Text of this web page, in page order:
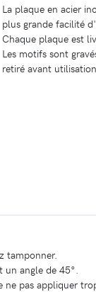
La plaque en acier
plus grande facilité
Chaque plaque est
Les motifs sont
retiré avant utilisation.
tamponner.
angle de 45°.
pas appliquer